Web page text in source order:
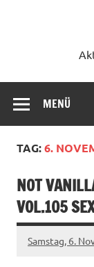
MENÜ
TAG:6.
NOT
VOL.105
Samstag, 6.